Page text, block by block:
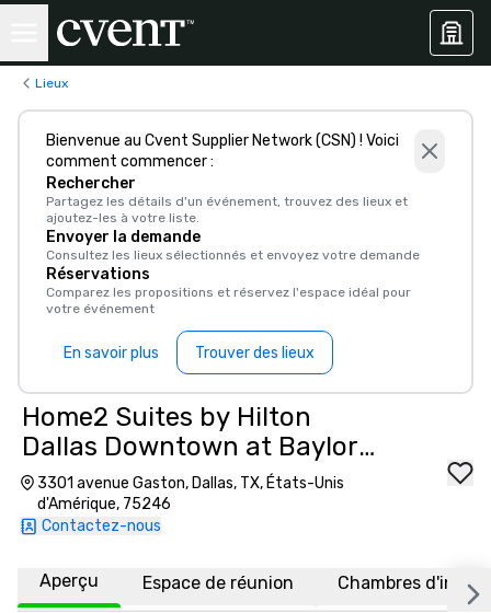
Lieux
Bienvenue au Cvent Supplier Network (CSN) ! Voici
comment commencer :
Rechercher
Partagez les détails d'un événement, trouvez des lieux et
ajoutez-les à votre liste.
Envoyer la demande
Consultez les lieux sélectionnés et envoyez votre demande
Réservations
Comparez les propositions et réservez l'espace idéal pour
votre événement
En savoir plus Trouver des lieux
Home2 Suites by Hilton
Dallas Downtown at Baylor
Scott & White
3301 avenue Gaston, Dallas, TX, États-Unis
d'Amérique, 75246
Contactez-nous
Aperçu Espace de réunion Chambres